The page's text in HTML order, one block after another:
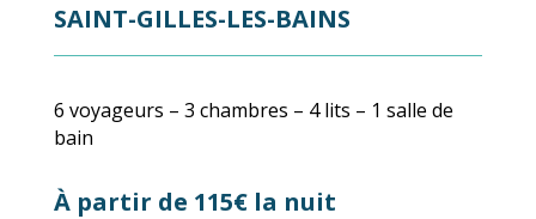
SAINT-GILLES-LES-BAINS
6 voyageurs – 3 chambres – 4 lits – 1 salle de
bain
Àpartir de 115€ la nuit